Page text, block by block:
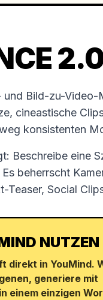
Bild-zu-
cineastische
konsistenten
Beschreibe eine
beherrscht
Teaser, Social
NUTZEN
direkt in YouMind.
generiere mit
einem einzigen